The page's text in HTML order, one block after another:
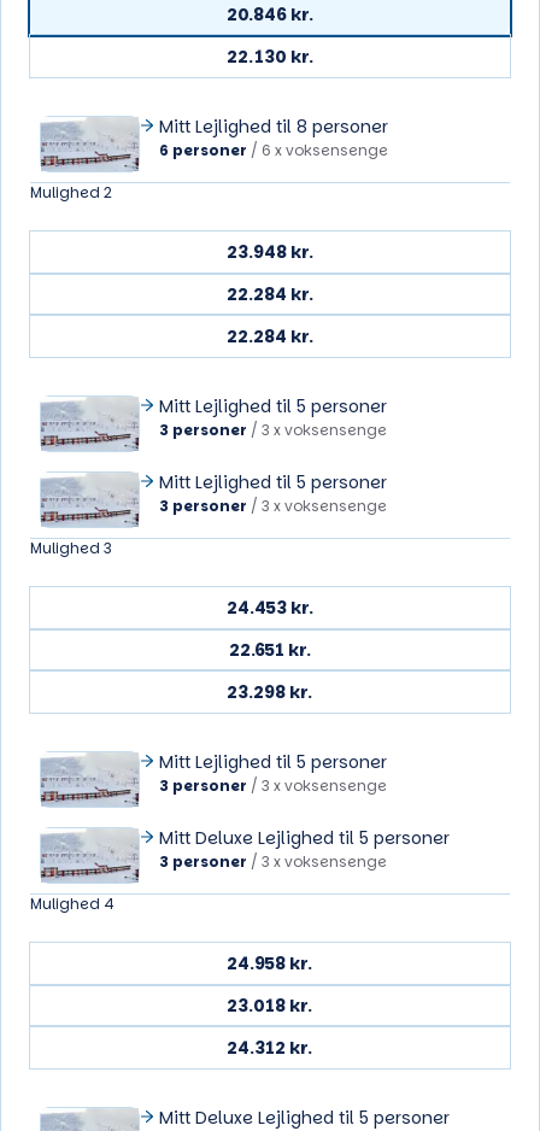
20.846 kr.
22.130 kr.
Mitt Lejlighed til 8 personer
6 personer / 6 x voksensenge
Mulighed 2
23.948 kr.
22.284 kr.
22.284 kr.
Mitt Lejlighed til 5 personer
3 personer / 3 x voksensenge
Mitt Lejlighed til 5 personer
3 personer / 3 x voksensenge
Mulighed 3
24.453 kr.
22.651 kr.
23.298 kr.
Mitt Lejlighed til 5 personer
3 personer / 3 x voksensenge
Mitt Deluxe Lejlighed til 5 personer
3 personer / 3 x voksensenge
Mulighed 4
24.958 kr.
23.018 kr.
24.312 kr.
Mitt Deluxe Lejlighed til 5 personer